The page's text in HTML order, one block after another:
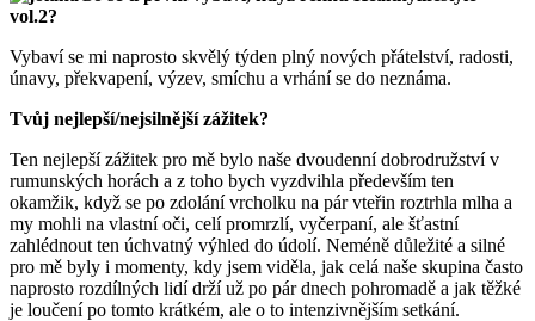
vol.2?
Vybaví se mi naprosto skvělý týden plný nových přátelství, radosti,
únavy, překvapení, výzev, smíchu a vrhání se do neznáma.
Tvůj nejlepší/nejsilnější zážitek?
Ten nejlepší zážitek pro mě bylo naše dvoudenní dobrodružství v
rumunských horách a z toho bych vyzdvihla především ten
okamžik, když se po zdolání vrcholku na pár vteřin roztrhla mlha a
my mohli na vlastní oči, celí promrzlí, vyčerpaní, ale šťastní
zahlédnout ten úchvatný výhled do údolí. Neméně důležité a silné
pro mě byly i momenty, kdy jsem viděla, jak celá naše skupina často
naprosto rozdílných lidí drží už po pár dnech pohromadě a jak těžké
je loučení po tomto krátkém, ale o to intenzivnějším setkání.